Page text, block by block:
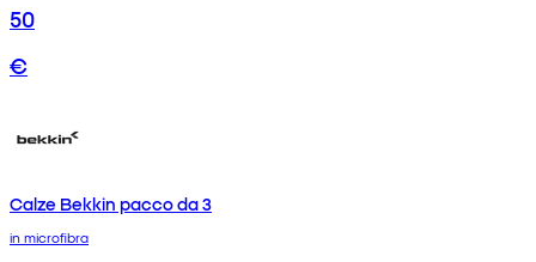
50
€
Calze Bekkin pacco da 3
in microfibra